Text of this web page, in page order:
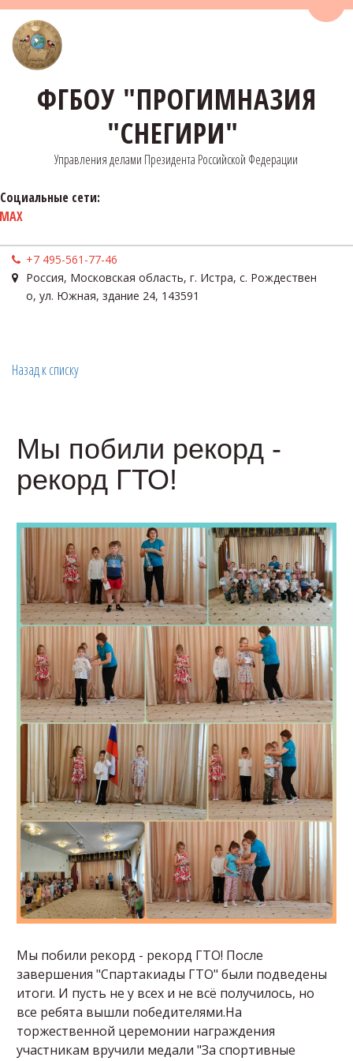
ФГБОУ "ПРОГИМНАЗИЯ
"СНЕГИРИ"
Управления делами Президента Российской Федерации
Социальные сети:
MAX
+7 495-561-77-46
Россия, Московская область, г. Истра, с. Рождествен
о, ул. Южная, здание 24, 143591
Назад к списку
Мы побили рекорд -
рекорд ГТО!
Мы побили рекорд - рекорд ГТО! После
завершения "Спартакиады ГТО" были подведены
итоги. И пусть не у всех и не всё получилось, но
все ребята вышли победителями.На
торжественной церемонии награждения
участникам вручили медали "За спортивные